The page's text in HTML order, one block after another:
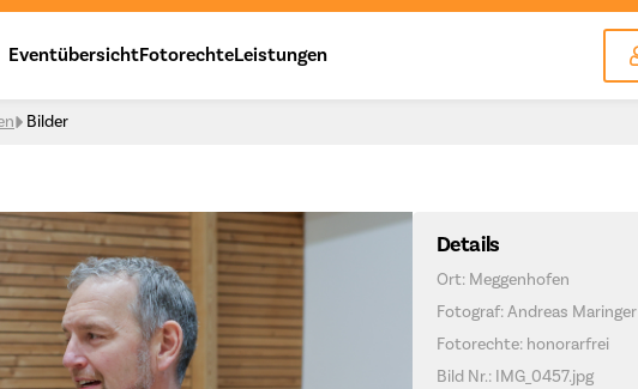
EventübersichtFotorechteLeistungen
Bilder
Details
Ort: Meggenhofen
Fotograf: Andreas Maringer
Fotorechte: honorarfrei
Bild Nr.: IMG_0457.jpg